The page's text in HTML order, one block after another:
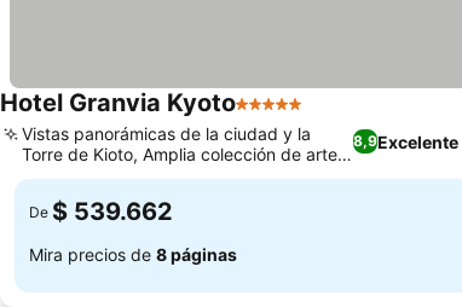
Hotel Granvia Kyoto5 Estrellas
8,9Excelente
Vistas panorámicas de la ciudad y la
Torre de Kioto, Amplia colección de arte
por todo el hotel
De $ 539.662
Mira precios de 8 páginas